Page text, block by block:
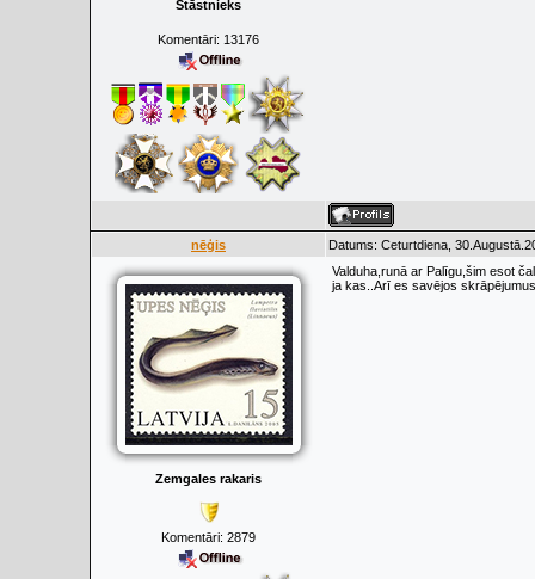
Stāstnieks
Komentāri: 13176
nēģis Datums: Ceturtdiena,
Zemgales rakaris
Komentāri: 2879
Valduha,runā ar Palīgu,šim esot
ja kas..Arī es savējos